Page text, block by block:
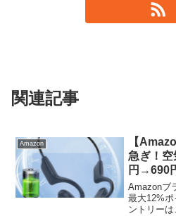
関連記事
Amazon
【
急ぎ！
円→690
Amazonブ
最大12%
ントリー